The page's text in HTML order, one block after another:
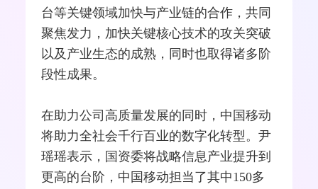
台等关键领域加快与产业链的合作，共同
聚焦发力，加快关键核心技术的攻关突破
以及产业生态的成熟，同时也取得诸多阶
段性成果。
在助力公司高质量发展的同时，中国移动
将助力全社会千行百业的数字化转型 。尹
瑶瑶表示，国资委将战略信息产业提升到
更高的台阶，中国移动担当了其中150多